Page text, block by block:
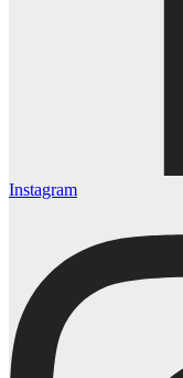
Instagram